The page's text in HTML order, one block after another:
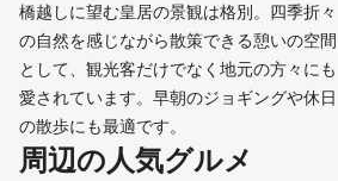
橋越しに望む皇居の景観は格別。四季折々
の自然を感じながら散策できる憩いの空間
として、観光客だけでなく地元の方々にも
愛されています。早朝のジョギングや休日
の散歩にも最適です。
周辺の人気グルメ